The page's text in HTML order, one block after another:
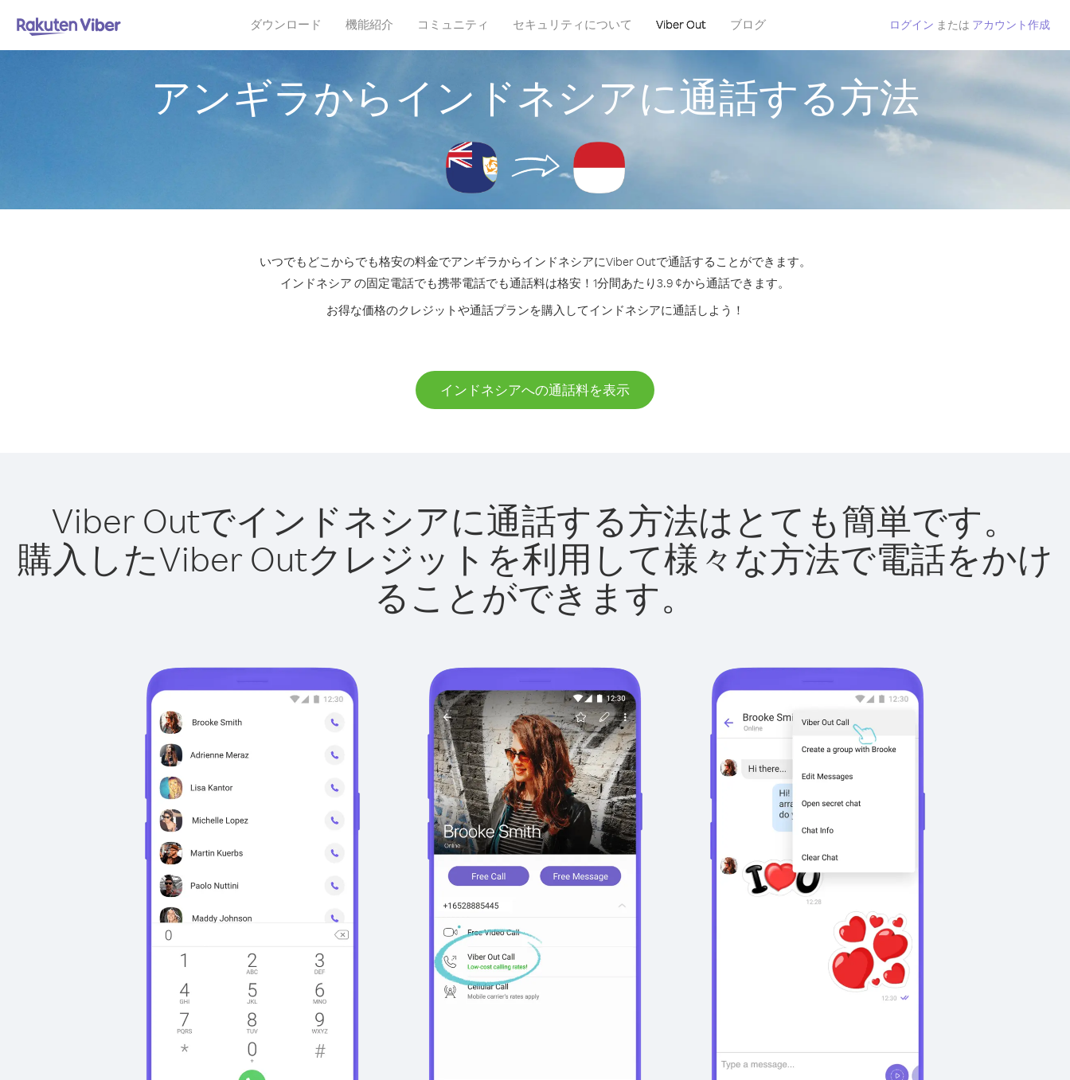
ダウンロード 機能紹介 コミュニティ セキュリティについて Viber Out ブログ ログイン または アカウント作成
アンギラからインドネシアに通話する方法
いつでもどこからでも格安の料金でアンギラからインドネシアにViber Outで通話することができます。
インドネシア の固定電話でも携帯電話でも通話料は格安！1分間あたり3.9 ¢から通話できます。
お得な価格のクレジットや通話プランを購入してインドネシアに通話しよう！
インドネシアへの通話料を表示
Viber Outでインドネシアに通話する方法はとても簡単です。
購入したViber Outクレジットを利用して様々な方法で電話をかけ
ることができます。